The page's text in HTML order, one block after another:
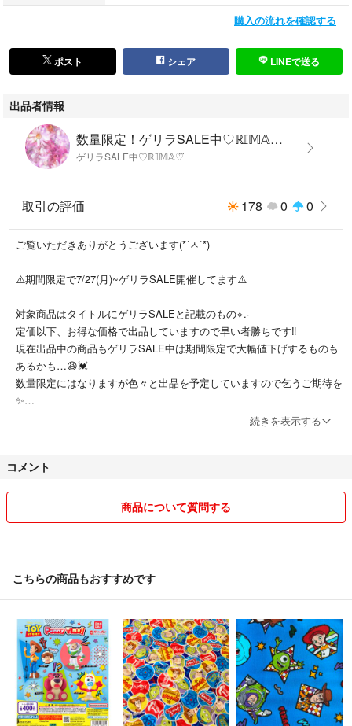
※画像について
加減、お使いの端末により見え方が実物と多少異なってしまう事もありま
す。ご理解願います。
※他アプリ等でも出品しているので、売切れ次第削除しております
お早めのご検討をよろしくお願いいたしますm（__）m
他にも色々出品してます。
#ℝ𝕀𝕄𝔸'sshopシール
#ℝ𝕀𝕄𝔸'sshopワッペン ←で検索してみてください‎𖤐 ̖́-
#ディズニー #ディズニープリンセス
#ミッキーマウス #ミニーマウス
#くまのプーさん #プーさん
#スティッチ #stitch
#ラプンツェル #シンデレラ #ベル #白雪姫
#アリエル #ジャスミン
#ベイマックス #101匹わんちゃん #ズートピア
#平成女児 #平成
#シール #シール帳 #3dシール
#ぷっくりシール #ぷくぷくシール
#立体シール #ボンボンドロップシール
#サンリオ #入園 #入学
コラージュ スクラップブッキング
購入の流れを確認する
ポスト シェア LINEで送る
出品者情報
数量限定！ゲリラSALE中♡ℝ𝕀𝕄𝔸♡⃛'s shop
ゲリラSALE中♡ℝ𝕀𝕄𝔸♡⃛
取引の評価 178 0 0
ご覧いただきありがとうございます(*´ㅅ`*)
⚠️期間限定で7/27(月)~ゲリラSALE開催してます⚠️
対象商品はタイトルにゲリラSALEと記載のもの⟡.·
定価以下、お得な価格で出品していますので早い者勝ちです‼️
現在出品中の商品もゲリラSALE中は期間限定で大幅値下げするものも
あるかも…😆💓
数量限定にはなりますが色々と出品を予定していますので乞うご期待を
✨️
他アプリ等でもお取引実績1000件以上あり
安心してお取引が出来るよう心がけております✩.*˚
送となります。
簡易包装とさせていただきます🙇‍♀️
衣類等で厚みがあり発送サイズがギリギリのものは圧縮して発送する事
もあります。ご了承ください。
素人による保管、梱包になりますので神経質な方はご遠慮いただきます
ようお願いいたします。
続きを表示する
コメント
商品について質問する
こちらの商品もおすすめです